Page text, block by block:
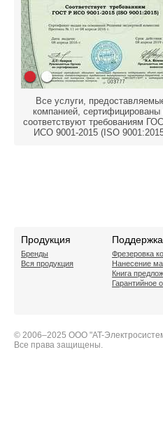
Все услуги,
компанией, сертифицированы
соответствуют требованиям
ИСО 9001-2015 (ISO
Продукция
Бренды
Вся продукция
Поддержка
Фрезеровка
Нанесение
Книга
Гарантийное
© 2006–2025 ООО "AT-
Все права защищены.